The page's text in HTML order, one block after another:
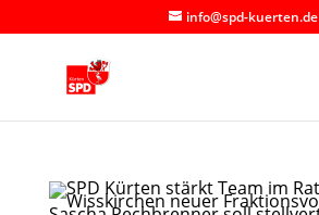
info@spd-kuerten.de